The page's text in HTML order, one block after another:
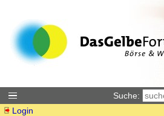
Suche:
Login